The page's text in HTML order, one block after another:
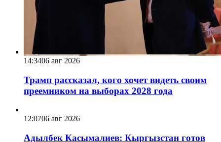
14:3406 авг 2026
Трамп рассказал, кого хочет видеть своим
преемником на выборах 2028 года
12:0706 авг 2026
Адылбек Касымалиев: Кыргызстан готов